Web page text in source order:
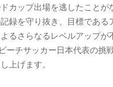
カップ出場を逃したことが
録を守り抜き、目標であ
るさらなるレベルアップが
ーチサッカー日本代表の
上げます。